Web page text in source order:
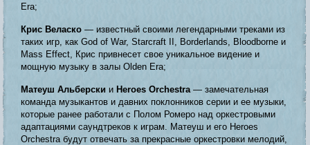
Era;
Крис Веласко — известный своими легендарными треками из
таких игр, как God of War, Starcraft II, Borderlands, Bloodborne и
Mass Effect, Крис привнесет свое уникальное видение и
мощную музыку в залы Olden Era;
Матеуш Альберски и Heroes Orchestra — замечательная
команда музыкантов и давних поклонников серии и ее музыки,
которые ранее работали с Полом Ромеро над оркестровыми
адаптациями саундтреков к играм. Матеуш и его Heroes
Orchestra будут отвечать за прекрасные оркестровки мелодий,